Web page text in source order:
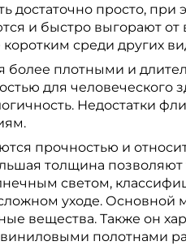
достаточно просто,
и быстро выгорают
среди других
плотными и
для
Недостатки
прочностью и
толщина
светом,
уходе. Основной
вещества. Также он
полотнами